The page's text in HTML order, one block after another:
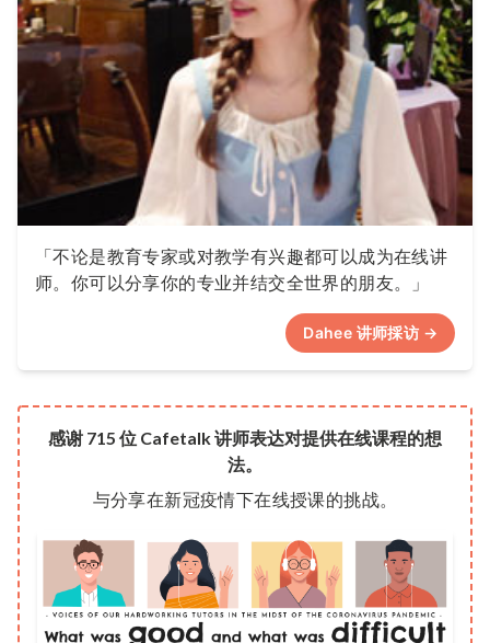
「不论是教育专家或对教学有兴趣都可以成为在线讲
师。你可以分享你的专业并结交全世界的朋友。」
Dahee 讲师採访 →
感谢 715 位 Cafetalk 讲师表达对提供在线课程的想
法。
与分享在新冠疫情下在线授课的挑战。